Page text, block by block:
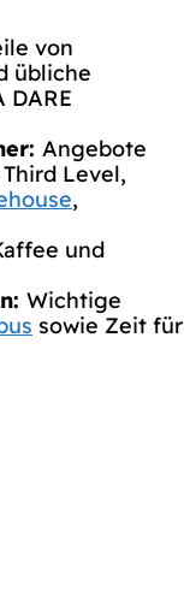
von
übliche
DARE
Angebote
Level,
,
und
Wichtige
sowie Zeit für